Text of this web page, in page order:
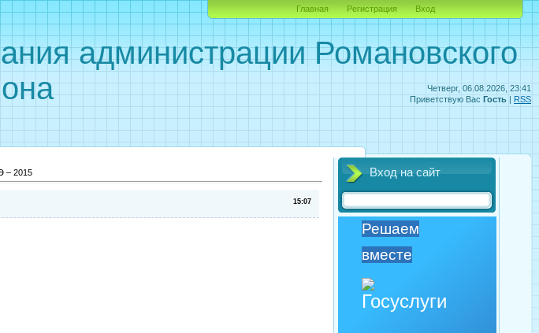
Четверг, 06.08.2026, 23:41
администрации Романовского
Приветствую Вас Гость | RSS
Главная Регистрация Вход
– 2015
15:07
Вход на сайт
Решаем
вместе